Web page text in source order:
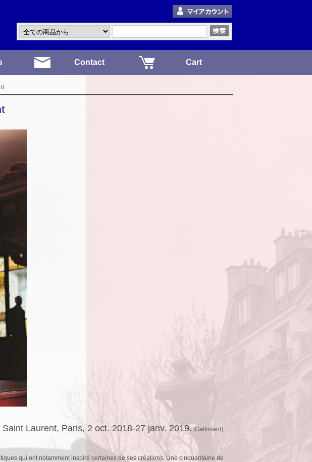
Contact Cart
Laurent, Paris, 2 oct. 2018-27 janv. 2019.[Gallimard].
qui ont notamment inspiré certaines de ses créations. Une cinquantaine de